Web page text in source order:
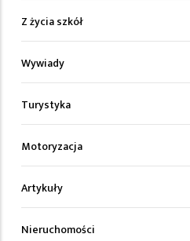
Z życia szkół
Wywiady
Turystyka
Motoryzacja
Artykuły
Nieruchomości